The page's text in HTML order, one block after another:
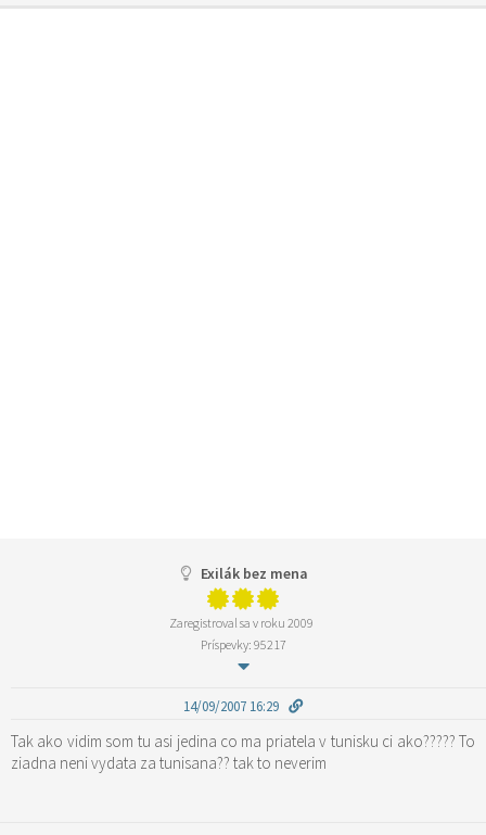
Exilák bez mena
Zaregistroval sa v roku 2009
Príspevky: 95217
14/09/2007 16:29
Tak ako vidim som tu asi jedina co ma priatela v tunisku ci ako????? To
ziadna neni vydata za tunisana?? tak to neverim